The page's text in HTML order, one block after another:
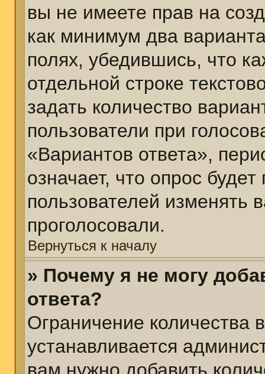
вы не имеете прав на
как минимум два
полях, убедившись, что
отдельной строке
задать количество
пользователи при
«Вариантов ответа»,
означает, что опрос
пользователей изменять
проголосовали.
Вернуться к началу
» Почему я не могу
ответа?
Ограничение количества
устанавливается